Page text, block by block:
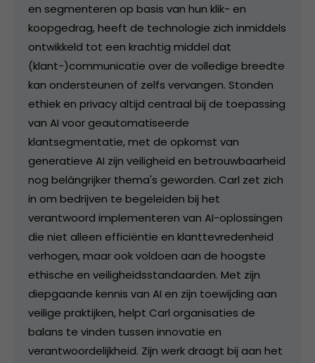
en segmenteren op basis van hun klik- en
koopgedrag, heeft de technologie zich inmiddels
ontwikkeld tot een krachtig middel dat
(klant-)communicatie over de volledige breedte
kan ondersteunen of zelfs vervangen. Stonden
ethiek en privacy altijd centraal bij de toepassing
van AI voor geautomatiseerde
klantsegmentatie, met de opkomst van
generatieve AI zijn veiligheid en betrouwbaarheid
nog belángrijker thema's geworden. Carl zet zich
in om bedrijven te begeleiden bij het
verantwoord implementeren van AI-oplossingen
die niet alleen efficiëntie en klanttevredenheid
verhogen, maar ook voldoen aan de hoogste
ethische en veiligheidsstandaarden. Met zijn
diepgaande kennis van AI en zijn toewijding aan
veilige praktijken, helpt Carl organisaties de
balans te vinden tussen innovatie en
verantwoordelijkheid. Zijn werk draagt bij aan het